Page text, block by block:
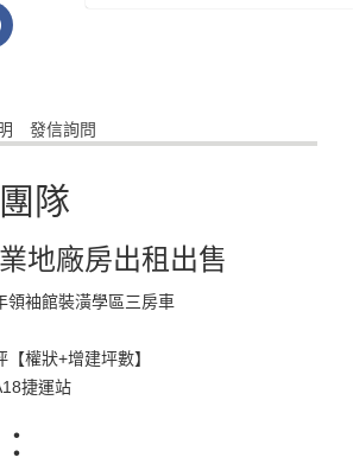
發信詢問
隊
地廠房出租出售
領袖館裝潢學區三房車
權狀+增建坪數】
捷運站